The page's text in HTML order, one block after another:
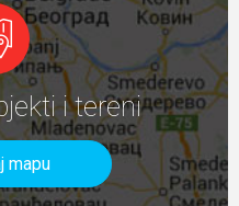
i tereni
mapu